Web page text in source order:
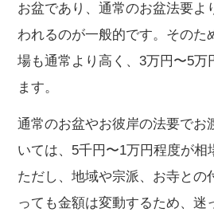
お盆であり、通常のお盆法要よ
われるのが一般的です。そのた
場も通常より高く、3万円〜5万
ます。
通常のお盆やお彼岸の法要でお
いては、5千円〜1万円程度が相
ただし、地域や宗派、お寺との
っても金額は変動するため、迷